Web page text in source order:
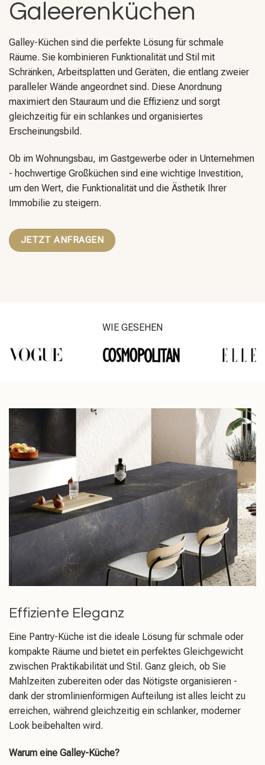
Galeerenküchen
Galley-Küchen sind die perfekte Lösung für schmale
Räume. Sie kombinieren Funktionalität und Stil mit
Schränken, Arbeitsplatten und Geräten, die entlang zweier
paralleler Wände angeordnet sind. Diese Anordnung
maximiert den Stauraum und die Effizienz und sorgt
gleichzeitig für ein schlankes und organisiertes
Erscheinungsbild.
Ob im Wohnungsbau, im Gastgewerbe oder in Unternehmen
- hochwertige Großküchen sind eine wichtige Investition,
um den Wert, die Funktionalität und die Ästhetik Ihrer
Immobilie zu steigern.
JETZT ANFRAGEN
WIE GESEHEN
Effiziente Eleganz
Eine Pantry-Küche ist die ideale Lösung für schmale oder
kompakte Räume und bietet ein perfektes Gleichgewicht
zwischen Praktikabilität und Stil. Ganz gleich, ob Sie
Mahlzeiten zubereiten oder das Nötigste organisieren -
dank der stromlinienförmigen Aufteilung ist alles leicht zu
erreichen, während gleichzeitig ein schlanker, moderner
Look beibehalten wird.
Warum eine Galley-Küche?